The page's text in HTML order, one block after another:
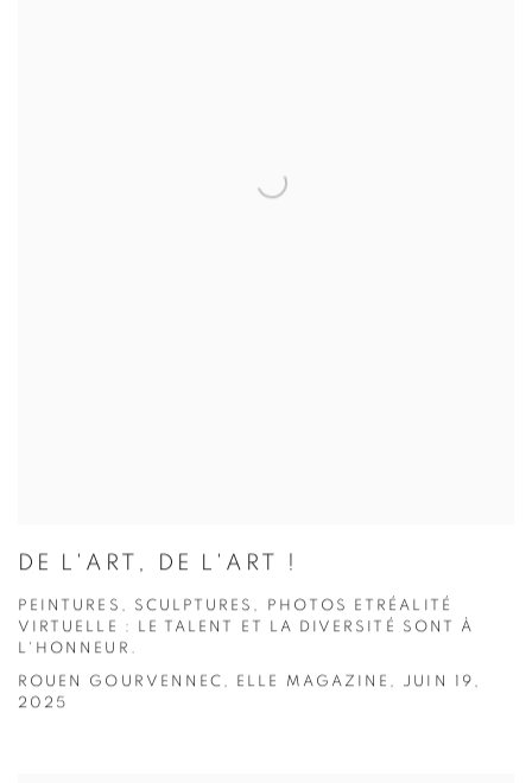
DE L'ART, DE L'ART !
PEINTURES, SCULPTURES, PHOTOS ETRÉALITÉ
VIRTUELLE : LE TALENT ET LA DIVERSITÉ SONT À
L'HONNEUR.
ROUEN GOURVENNEC, ELLE MAGAZINE, JUIN 19,
2025